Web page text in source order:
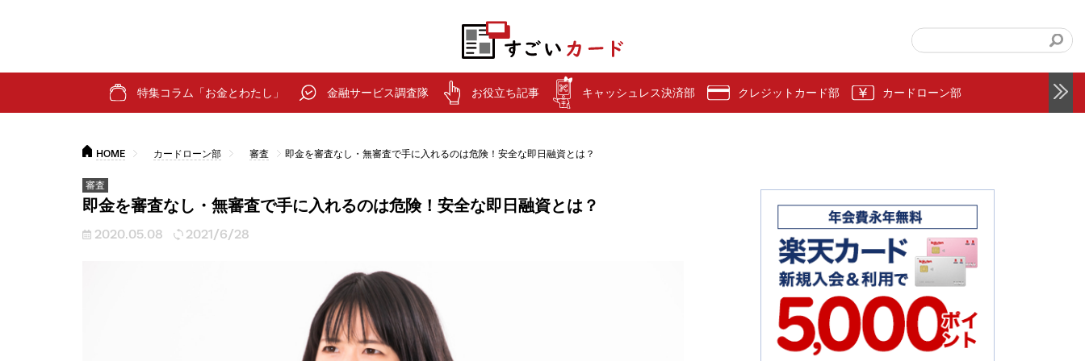
特集コラム「お金とわたし」 金融サービス調査隊 お役立ち記事 キャッシュレス決済部 クレジットカード部 カードローン部
HOME カードローン部 審査 即金を審査なし・無審査で手に入れるのは危険！安全な即日融資とは？
審査
即金を審査なし・無審査で手に入れるのは危険！安全な即日融資とは？
2020.05.08 2021/6/28